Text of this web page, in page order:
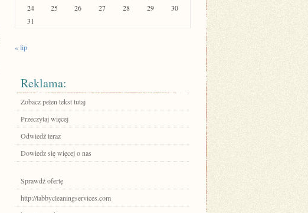
24
25 26 27 28 29
30
31
« lip
Reklama:
Zobacz pełen tekst tutaj
Przeczytaj więcej
Odwiedź teraz
Dowiedz się więcej o nas
Sprawdź ofertę
http://tabbycleaningservices.com